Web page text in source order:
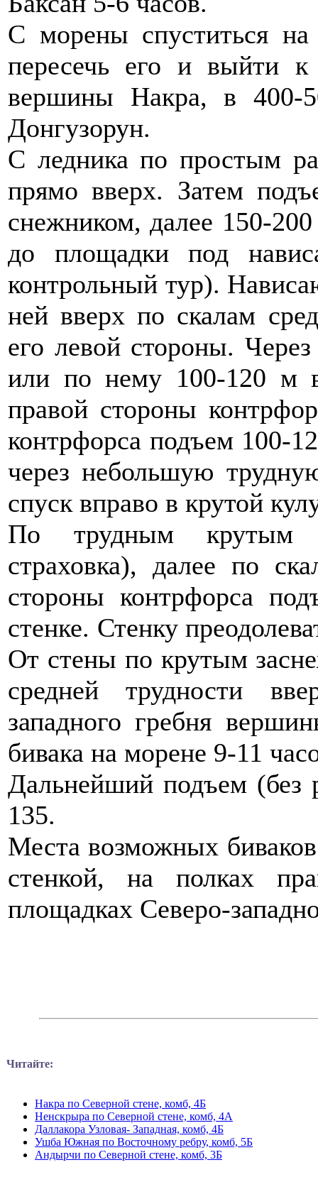
С морены спуститься
пересечь его и выйти к
вершины Накра, в 400-
Донгузорун.
С ледника по простым
прямо вверх. Затем
снежником, далее 150-
до площадки под
контрольный тур).
ней вверх по скалам
его левой стороны.
или по нему 100-120 м
правой стороны
контрфорса подъем 100-
через небольшую
спуск вправо в крутой
По трудным крутым
страховка), далее по
стороны контрфорса
стенке. Стенку
От стены по крутым
средней трудности
западного гребня
бивака на морене 9-11
Дальнейший подъем (без
135.
Места возможных
стенкой, на полках
площадках Северо-
Читайте:
Накра по Северной стене, комб, 4Б
Ненскрыра по Северной стене, комб, 4А
Даллакора Узловая- Западная, комб, 4Б
Ушба Южная по Восточному ребру, комб, 5Б
Андырчи по Северной стене, комб, 3Б